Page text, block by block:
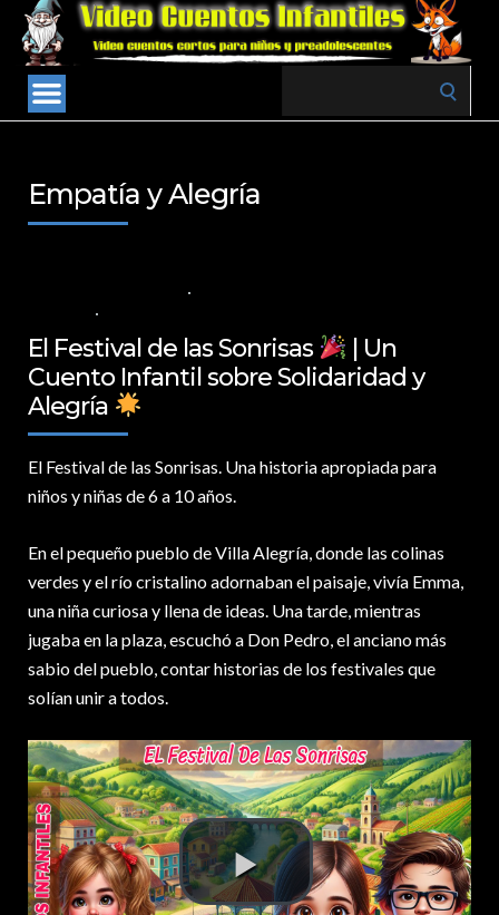
Empatía y Alegría
El Festival de las Sonrisas
| Un
Cuento Infantil sobre Solidaridad y
Alegría
El Festival de las Sonrisas. Una historia apropiada para
niños y niñas de 6 a 10 años.
En el pequeño pueblo de Villa Alegría, donde las colinas
verdes y el río cristalino adornaban el paisaje, vivía Emma,
una niña curiosa y llena de ideas. Una tarde, mientras
jugaba en la plaza, escuchó a Don Pedro, el anciano más
sabio del pueblo, contar historias de los festivales que
solían unir a todos.